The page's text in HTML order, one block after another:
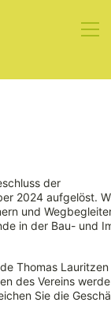
der
2024 aufgelöst.
und
in der Bau- und
Thomas Lauritzen
des Vereins
Sie die